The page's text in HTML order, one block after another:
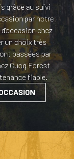
grâce au suivi
par notre
chez
un choix très
passées par
Cuoq Forest
fiable.